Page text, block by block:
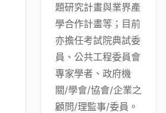
題研究計畫與業界產
學合作計畫等；目前
亦擔任考試院典試委
員、公共工程委員會
專家學者、政府機
關/學會/協會/企業之
顧問/理監事/委員。